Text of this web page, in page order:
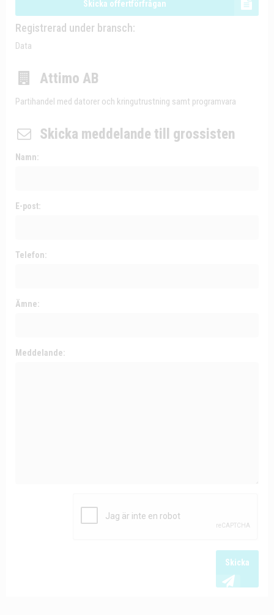
Skicka offertförfrågan
Registrerad under bransch:
Data
Attimo AB
Partihandel med datorer och kringutrustning samt programvara
Skicka meddelande till grossisten
Namn:
E-post:
Telefon:
Ämne:
Meddelande:
Skicka